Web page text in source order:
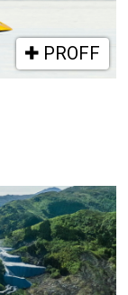
PROFF